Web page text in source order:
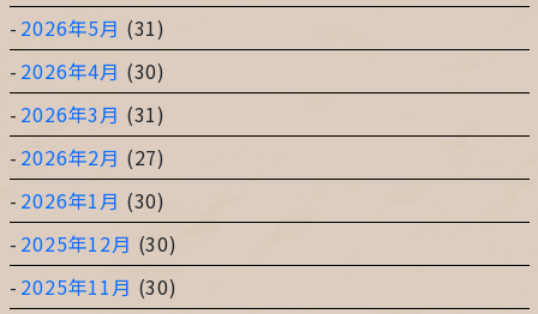
2026年5月 (31)
2026年4月 (30)
2026年3月 (31)
2026年2月 (27)
2026年1月 (30)
2025年12月 (30)
2025年11月 (30)